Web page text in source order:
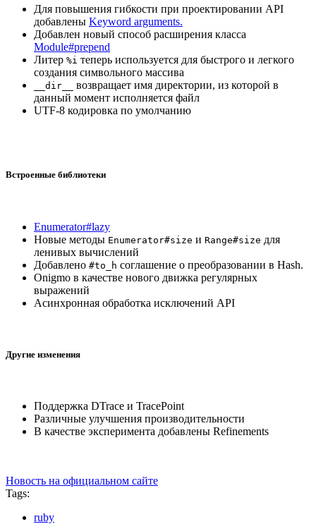
Для повышения гибкости при проектировании API
добавлены Keyword arguments.
Добавлен новый способ расширения класса
Module#prepend
Литер %i теперь используется для быстрого и легкого
создания символьного массива
__dir__
возвращает имя директории, из которой в
данный момент исполняется файл
UTF-8 кодировка по умолчанию
Встроенные библиотеки
Enumerator#lazy
Новые методы Enumerator#size и Range#size для
ленивых вычислений
Добавлено #to_h соглашение о преобразовании в Hash.
Onigmo в качестве нового движка регулярных
выражений
Асинхронная обработка исключений API
Другие изменения
Поддержка DTrace и TracePoint
Различные улучшения производительности
В качестве эксперимента добавлены Refinements
Новость на официальном сайте
Tags:
ruby